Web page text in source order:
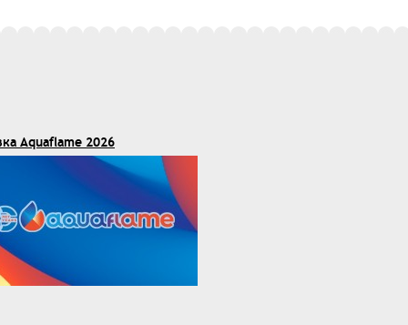
Aquaflame 2026